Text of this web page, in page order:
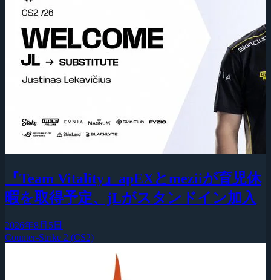
『Team Vitality』apEXとmeziiが育児休
暇を取得予定、jLがスタンドイン加入
2026年8月5日
Counter-Strike 2 (CS2)